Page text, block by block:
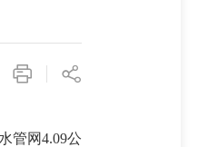
管网4.09公